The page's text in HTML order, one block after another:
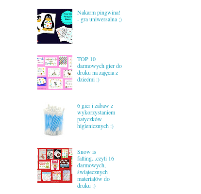
Nakarm pingwina!
- gra uniwersalna ;)
TOP 10
darmowych gier do
druku na zajęcia z
dziećmi :)
6 gier i zabaw z
wykorzystaniem
patyczków
higienicznych :)
Snow is
falling...czyli 16
darmowych,
świątecznych
materiałów do
druku :)